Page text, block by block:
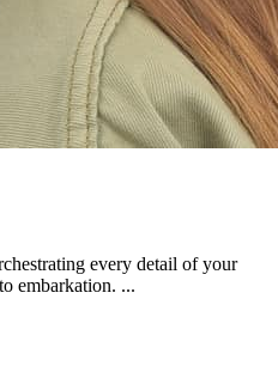
every detail of your
embarkation. ...